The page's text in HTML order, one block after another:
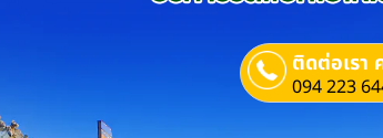
ติดต่อเรา
094 223